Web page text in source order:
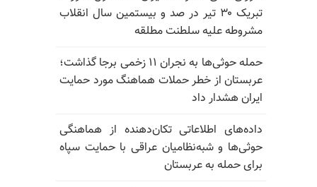
تبریک ۳۰ تیر در صد و بیستمین سال انقلاب
مشروطه علیه سلطنت مطلقه
حمله حوثی‌ها به نجران ۱۱ زخمی برجا گذاشت؛
عربستان از خطر حملات هماهنگ مورد حمایت
ایران هشدار داد
داده‌های اطلاعاتی تکان‌دهنده از هماهنگی
حوثی‌ها و شبه‌نظامیان عراقی با حمایت سپاه
برای حمله به عربستان